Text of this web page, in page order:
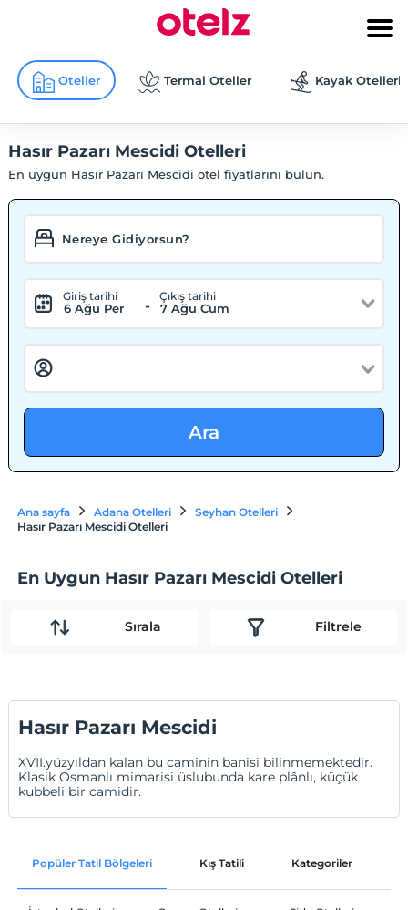
Oteller Termal Oteller Kayak Otelleri
Hasır Pazarı Mescidi Otelleri
En uygun Hasır Pazarı Mescidi otel fiyatlarını bulun.
Giriş tarihi
6 Ağu Per -
Çıkış tarihi
7 Ağu Cum
Ara
Ana sayfa Adana Otelleri
Seyhan Otelleri
Hasır Pazarı Mescidi Otelleri
En Uygun Hasır Pazarı Mescidi Otelleri
Sırala Filtrele
Hasır Pazarı Mescidi
XVII.yüzyıldan kalan bu caminin banisi bilinmemektedir.
Klasik Osmanlı mimarisi üslubunda kare plânlı, küçük
kubbeli bir camidir.
Popüler Tatil Bölgeleri Kış Tatili Kategoriler